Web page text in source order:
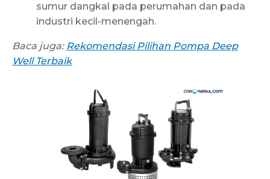
sumur dangkal pada perumahan dan pada
industri kecil-menengah.
Baca juga: Rekomendasi Pilihan Pompa Deep
Well Terbaik